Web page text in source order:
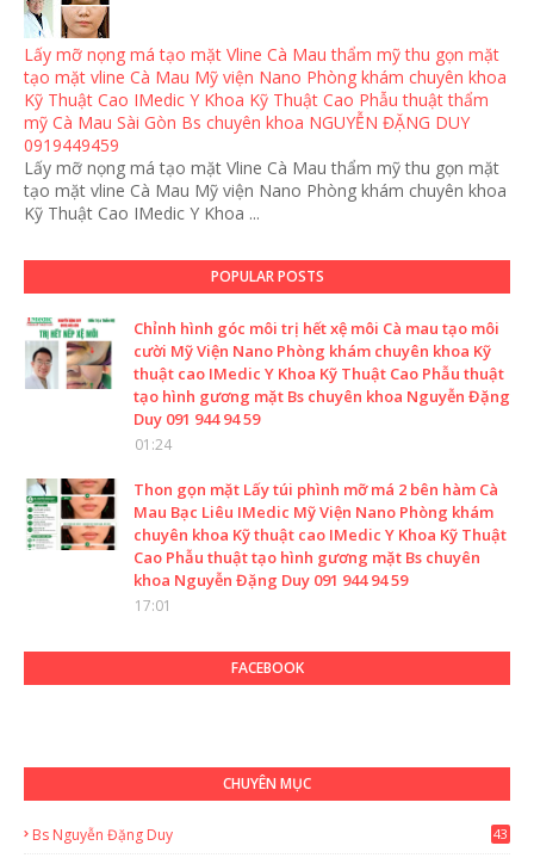
Lấy mỡ nọng má tạo mặt Vline Cà Mau thẩm mỹ thu gọn mặt
tạo mặt vline Cà Mau Mỹ viện Nano Phòng khám chuyên khoa
Kỹ Thuật Cao IMedic Y Khoa Kỹ Thuật Cao Phẫu thuật thẩm
mỹ Cà Mau Sài Gòn Bs chuyên khoa NGUYỄN ĐẶNG DUY
0919449459
Lấy mỡ nọng má tạo mặt Vline Cà Mau thẩm mỹ thu gọn mặt
tạo mặt vline Cà Mau Mỹ viện Nano Phòng khám chuyên khoa
Kỹ Thuật Cao IMedic Y Khoa ...
POPULAR POSTS
Chỉnh hình góc môi trị hết xệ môi Cà mau tạo môi
cười Mỹ Viện Nano Phòng khám chuyên khoa Kỹ
thuật cao IMedic Y Khoa Kỹ Thuật Cao Phẫu thuật
tạo hình gương mặt Bs chuyên khoa Nguyễn Đặng
Duy 091 944 94 59
01:24
Thon gọn mặt Lấy túi phình mỡ má 2 bên hàm Cà
Mau Bạc Liêu IMedic Mỹ Viện Nano Phòng khám
chuyên khoa Kỹ thuật cao IMedic Y Khoa Kỹ Thuật
Cao Phẫu thuật tạo hình gương mặt Bs chuyên
khoa Nguyễn Đặng Duy 091 944 94 59
17:01
FACEBOOK
CHUYÊN MỤC
Bs Nguyễn Đặng Duy
43